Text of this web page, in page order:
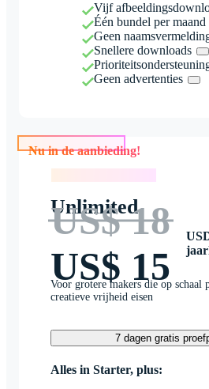
Vijf
Één bundel per maand
Geen
Snellere downloads
Geen advertenties
Nu in de aanbieding!
Unlimited
US$ 18
US$ 15
Voor grotere makers die op schaal
creatieve vrijheid eisen
7 dagen gratis
Alles in Starter, plus: